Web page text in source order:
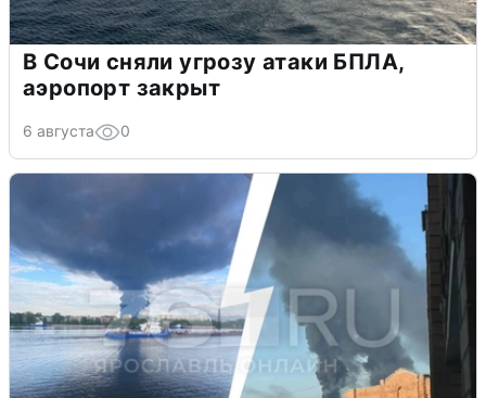
В Сочи сняли угрозу атаки БПЛА,
аэропорт закрыт
6 августа 0